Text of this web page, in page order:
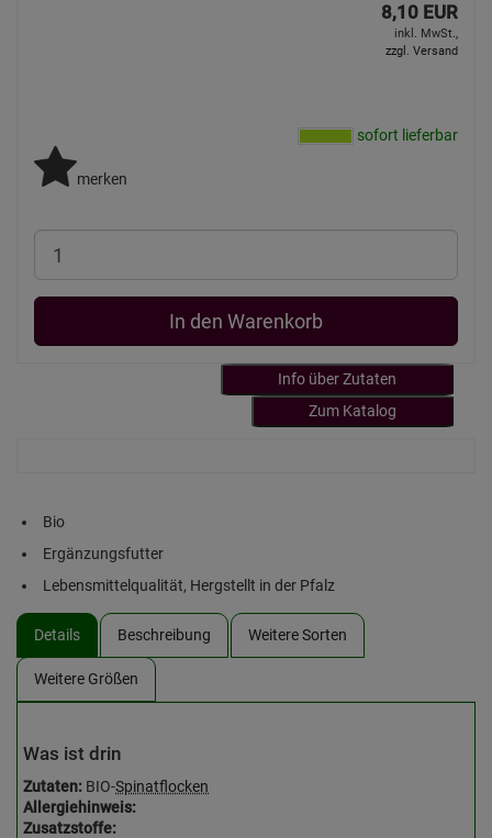
8,10 EUR
inkl. MwSt.,
zzgl. Versand
sofort lieferbar
merken
In den Warenkorb
Info über Zutaten
Zum Katalog
Bio
Ergänzungsfutter
Lebensmittelqualität, Hergstellt in der Pfalz
Details Beschreibung Weitere Sorten
Weitere Größen
Was ist drin
Zutaten: BIO-Spinatflocken
Allergiehinweis:
Zusatzstoffe: